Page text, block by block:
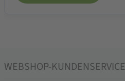
WEBSHOP-KUNDENSERVICE